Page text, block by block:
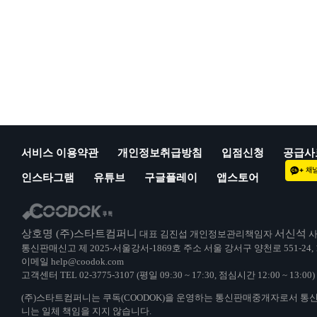
서비스 이용약관 개인정보취급방침 입점신청 공급
인스타그램 유튜브 구글플레이 앱스토어
상호명 (주)스타트컴퍼니 대표 김진섭 개인정보관리책임자 서신석
통신판매신고 제 2025-서울강서-1869호 주소 서울 강서구 양천로 551-
이메일 help@coodok.com
고객센터 TEL 02-3775-3107 (평일 09:30 ~ 17:30, 점심시간 12:00 ~
(주)스타트컴퍼니는 쿠독(COODOK)을 운영하는 통신판매중개자로서
니는 일체 책임을 지지 않습니다.